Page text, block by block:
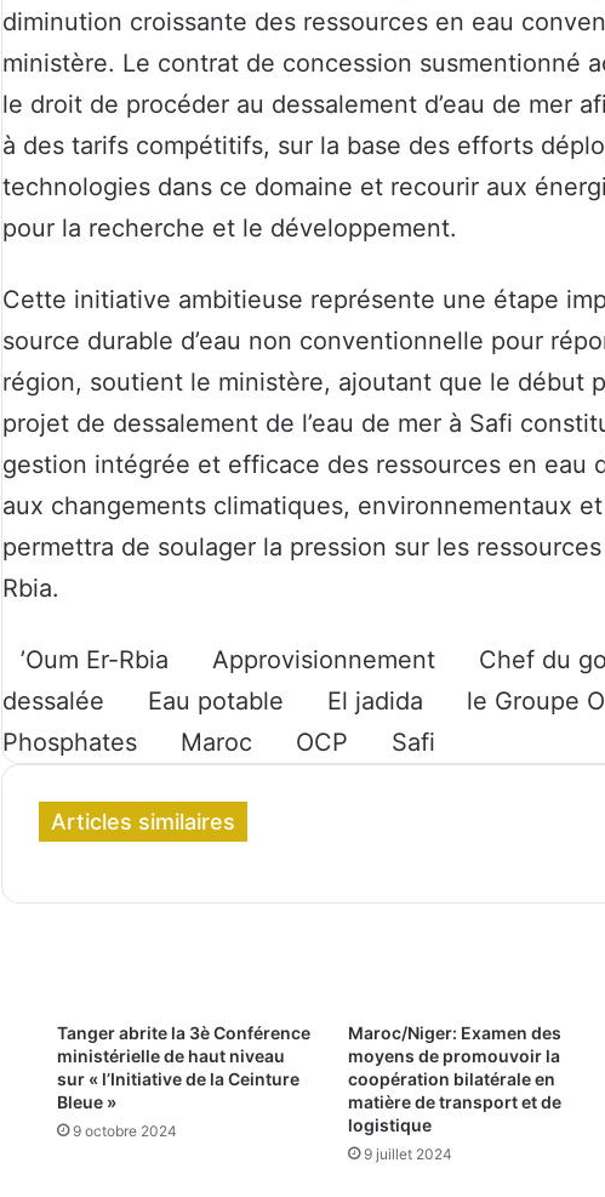
diminution croissante des ressources en eau
ministère. Le contrat de concession susmentionné
le droit de procéder au dessalement d’eau de mer
à des tarifs compétitifs, sur la base des efforts
technologies dans ce domaine et recourir aux
pour la recherche et le développement.
Cette initiative ambitieuse représente une étape
source durable d’eau non conventionnelle pour
région, soutient le ministère, ajoutant que le début
projet de dessalement de l’eau de mer à Safi
gestion intégrée et efficace des ressources en eau
aux changements climatiques, environnementaux
permettra de soulager la pression sur les
Rbia.
’Oum Er-Rbia Approvisionnement Chef du
dessalée
Eau potable El jadida
le Groupe
Phosphates
Maroc OCP Safi
Articles similaires
Tanger abrite la 3è Conférence
ministérielle de haut niveau
sur « l’Initiative de la Ceinture
Bleue »
9 octobre 2024
Maroc/Niger: Examen des
moyens de promouvoir la
coopération bilatérale en
matière de transport et de
logistique
9 juillet 2024